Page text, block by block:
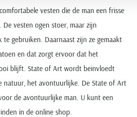
vesten die de man een frisse
vesten ogen stoer, maar zijn
gebruiken. Daarnaast zijn ze gemaakt
en dat zorgt ervoor dat het
blijft. State of Art wordt beïnvloedt
natuur, het avontuurlijke. De State of Art
de avontuurlijke man. U kunt een
in de online shop.